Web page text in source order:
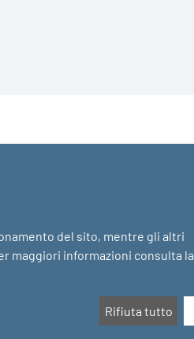
del sito, mentre gli altri
maggiori informazioni consulta la
Rifiuta tutto